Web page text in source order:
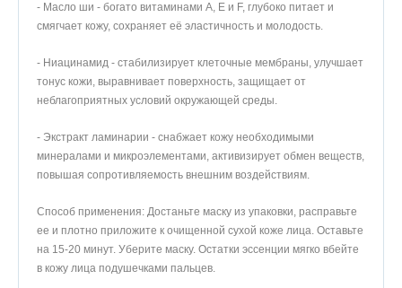
- Масло ши - богато витаминами A, E и F, глубоко питает и
смягчает кожу, сохраняет её эластичность и молодость.
- Ниацинамид - стабилизирует клеточные мембраны, улучшает
тонус кожи, выравнивает поверхность, защищает от
неблагоприятных условий окружающей среды.
- Экстракт ламинарии - снабжает кожу необходимыми
минералами и микроэлементами, активизирует обмен веществ,
повышая сопротивляемость внешним воздействиям.
Способ применения: Достаньте маску из упаковки, расправьте
ее и плотно приложите к очищенной сухой коже лица. Оставьте
на 15-20 минут. Уберите маску. Остатки эссенции мягко вбейте
в кожу лица подушечками пальцев.